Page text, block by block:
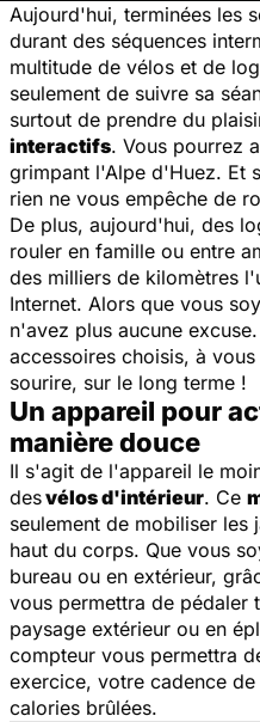
Aujourd'hui, terminées les
durant des séquences
multitude de vélos et de
seulement de suivre sa
surtout de prendre du
interactifs. Vous pourrez
grimpant l'Alpe d'Huez. Et
rien ne vous empêche de
De plus, aujourd'hui, des
rouler en famille ou entre
des milliers de kilomètres
Internet. Alors que vous
n'avez plus aucune
accessoires choisis, à vous
sourire, sur le long terme !
Un appareil pour
manière douce
Il s'agit de l'appareil le
desvélos d'intérieur. Ce
seulement de mobiliser les
haut du corps. Que vous
bureau ou en extérieur,
vous permettra de pédaler
paysage extérieur ou en
compteur vous permettra
exercice, votre cadence
calories brûlées.